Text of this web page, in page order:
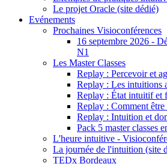
Le projet Oracle (site dédié)
Evénements
Prochaines Visioconférences
16 septembre 2026 -
N1
Les Master Classes
Replay : Percevoir et
Replay : Les intuitions
Replay : État intuitif et
Replay : Comment
Replay : Intuition et
Pack 5 master classes
L'heure intuitive -
La journée de l'intuition (site
TEDx Bordeaux